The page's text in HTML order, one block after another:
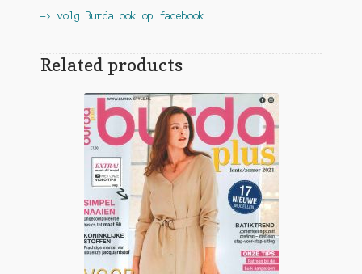
-> volg Burda ook op facebook !
Related products